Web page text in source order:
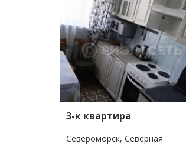
3-к квартира
Североморск, Северная